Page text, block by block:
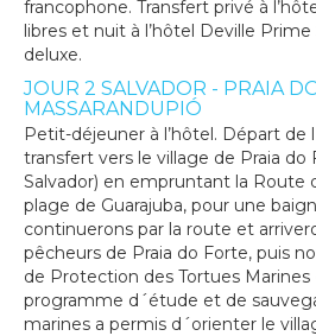
francophone. Transfert privé à
libres et nuit à l’hôtel Deville
deluxe.
JOUR 2 SALVADOR - PRAIA
MASSARANDUPIÓ
Petit-déjeuner à l’hôtel. Départ
transfert vers le village de Praia do
Salvador) en empruntant la Route
plage de Guarajuba, pour une
continuerons par la route et
pêcheurs de Praia do Forte, puis
de Protection des Tortues Marines
programme d´étude et de
marines a permis d´orienter le